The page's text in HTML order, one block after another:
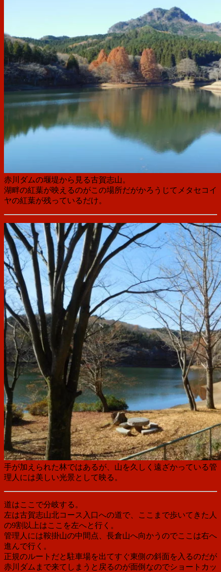
赤川ダムの堰堤から見る古賀志山。
湖畔の紅葉が映えるのがこの場所だがかろうじてメタセコイ
ヤの紅葉が残っているだけ。
手が加えられた林ではあるが、山を久しく遠ざかっている管
理人には美しい光景として映る。
道はここで分岐する。
左は古賀志山北コース入口への道で、ここまで歩いてきた人
の9割以上はここを左へと行く。
管理人には鞍掛山の中間点、長倉山へ向かうのでここは右へ
進んで行く。
正規のルートだと駐車場を出てすぐ東側の斜面を入るのだが
赤川ダムまで来てしまうと戻るのが面倒なのでショートカッ